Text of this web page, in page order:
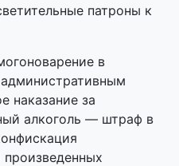
патроны к
в
наказание за
алкоголь — штраф в
произведенных